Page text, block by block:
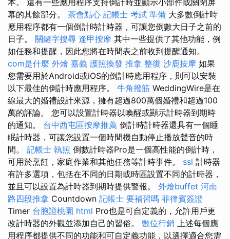
本。 還有一些應用程序支持倒計時並顯示小部件或關閉屏
幕的其餘部分。 茶會點心 記帳士 考試 準備 大多數倒計時
應用程序都有一個倒計時計時器，可讓您倒數大日子之前的
日子。 關鍵字搜尋 逢甲按摩 其中一些提供了其他功能，例
如任務和提醒，因此您將在時間表之前收到提醒通知。
com是什麼 外燴 嘉義 護照換發 推拿 整復 沙鹿按摩 如果
您需要用於Android或iOS的倒計時應用程序，則可以安裝
以下最佳的倒計時應用程序。 牛角撥筋 WeddingWire是在
線最大的婚禮設計來源，擁有超過800萬個婚禮和超過100
萬的評論。 您可以設置計時器以喚醒或顯示計時器到期時
的通知。 台中西屯區按摩推薦 倒計時計時器還具有一個睡
眠計時器，可讓您設置一個時間機自動停止播放聲音的時
間。 記帳士 執照 倒數計時器Pro是一個高性能的倒計時，
可用於烹飪，家庭作業和其他任務等計時事件。 ssl 計時器
有許多選項，包括在不同的日期或時區設置不同的計時器，
並且可以設置為計時器到期時提供警報。 外燴buffet 河南
路四段推拿 Countdown 記帳士 要補習嗎 菲律賓簽證
Timer 台胞證桃園 html Pro也是可自定義的，允許用戶更
改計時器的外觀並添加自己的習俗。 數位行銷 上述每個應
用程序都提供不同的功能和可自定義功能，以選擇適合您需